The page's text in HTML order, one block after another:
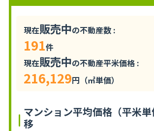
現在販売中の不動産数 :
191件
現在販売中の不動産平米価格 :
216,129円（㎡単価）
マンション平均価格（平米
移